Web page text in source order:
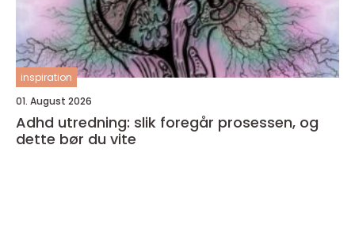
inspiration
01. August 2026
Adhd utredning: slik foregår prosessen, og
dette bør du vite